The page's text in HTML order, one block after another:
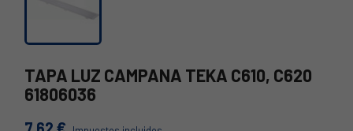
TAPA LUZ CAMPANA TEKA C610, C620
61806036